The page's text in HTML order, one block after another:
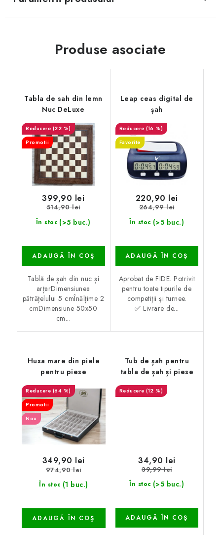
Produse asociate
Tabla de sah din lemn
Nuc DeLuxe
(22 %)
Promotii
În stoc (>5 buc.)
399,90 lei
514,90 lei
ADAUGĂ ÎN COŞ
Tablă de șah din nuc și
arțarDimensiunea
pătrățelului 5 cmÎnălțime 2
cmDimensiune 50x50
cm...
Leap ceas digital de
șah
(16 %)
Favorite
În stoc (>5 buc.)
220,90 lei
264,99 lei
ADAUGĂ ÎN COŞ
Aprobat de FIDE. Potrivit
pentru toate tipurile de
competiții și turnee.
✅ Livrare de...
Husa mare din piele
pentru piese
(64 %)
Promotii
Nou
În stoc (1 buc.)
349,90 lei
974,90 lei
ADAUGĂ ÎN COŞ
Tub de șah pentru
tabla de șah și piese
(12 %)
În stoc (>5 buc.)
34,90 lei
39,99 lei
ADAUGĂ ÎN COŞ